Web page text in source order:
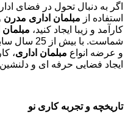
اگر به دنبال تحول در فضای
استفاده از مبلمان اداری مدرن
کارآمد و زیبا ایجاد کنید، مبلمان
شماست. با
و عرضه انواع مبلمان اداری،
ایجاد فضایی حرفه ای و
تاریخچه و تجربه کاری نو